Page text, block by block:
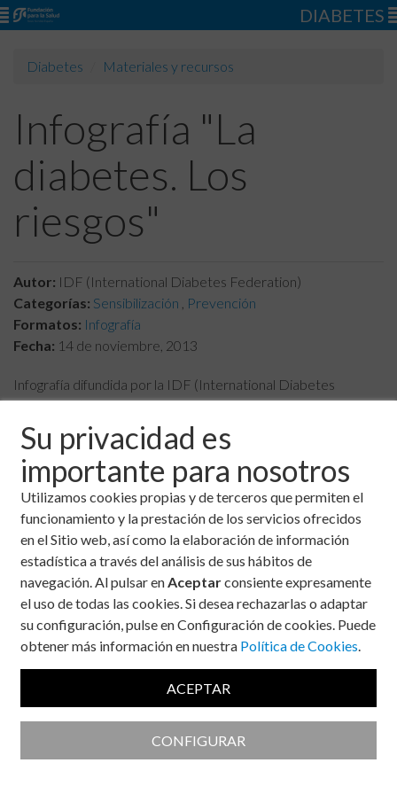
Su privacidad es
importante para nosotros
Utilizamos cookies propias y de terceros que permiten el
funcionamiento y la prestación de los servicios ofrecidos
en el Sitio web, así como la elaboración de información
estadística a través del análisis de sus hábitos de
navegación. Al pulsar enAceptarconsiente expresamente
el uso de todas las cookies. Si desea rechazarlas o adaptar
su configuración, pulse en Configuración de cookies. Puede
obtener más información en nuestra Política de Cookies.
ACEPTAR
CONFIGURAR
DIABETES
Diabetes Materiales y recursos
Infografía "La
diabetes. Los
riesgos"
Autor: IDF (International Diabetes Federation)
Categorías: Sensibilización
Prevención
Formatos: Infografía
Fecha: 14 de noviembre, 2013
Infografía difundida por la IDF (International Diabetes
Federation) con motivo del Día Mundial de la Diabetes 2013.